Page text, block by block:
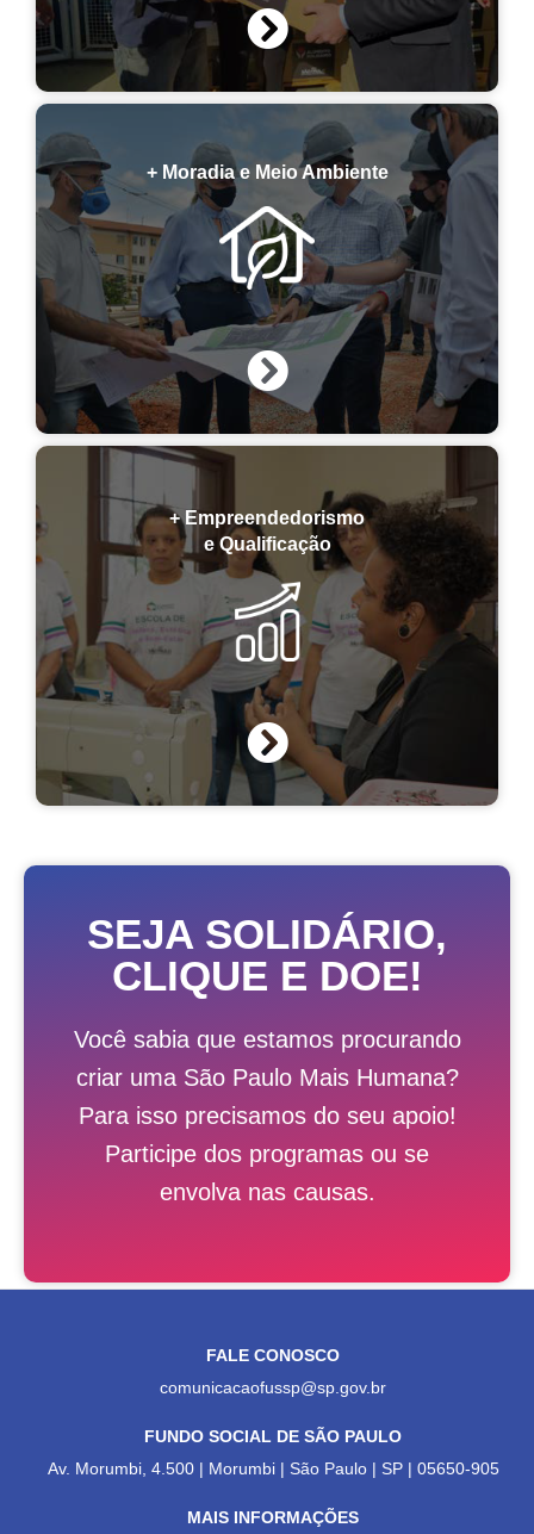
+ Moradia e Meio Ambiente
+ Empreendedorismo
e Qualificação
SEJA SOLIDÁRIO,
CLIQUE E DOE!
Você sabia que estamos procurando
criar uma São Paulo Mais Humana?
Para isso precisamos do seu apoio!
Participe dos programas ou se
envolva nas causas.
FALE CONOSCO
comunicacaofussp@sp.gov.br
FUNDO SOCIAL DE SÃO PAULO
Av. Morumbi, 4.500 | Morumbi | São Paulo | SP | 05650-905
MAIS INFORMAÇÕES